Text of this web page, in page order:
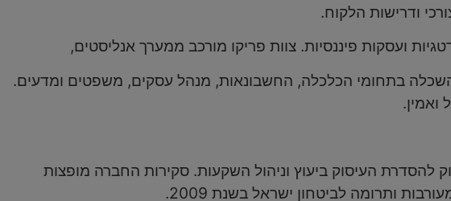
ודרישות הלקוח.
ועסקות פיננסיות. צוות פריקו מורכב ממערך אנליסטים,
השכלה בתחומי הכלכלה, החשבונאות, מנהל עסקים, משפטים ומדעים.
ואמין.
להסדרת העיסוק ביעוץ וניהול השקעות. סקירות החברה מופצות
ותרומה לביטחון ישראל בשנת 2009.